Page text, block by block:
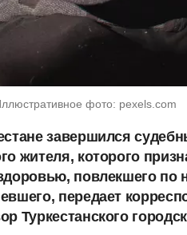
фото: pexels.com
завершился
жителя, которого
повлекшего по
передает
Туркестанского